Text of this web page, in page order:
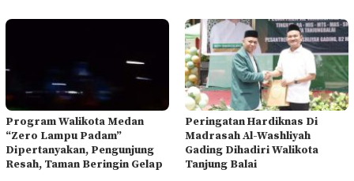
Program Walikota Medan
“Zero Lampu Padam”
Dipertanyakan, Pengunjung
Resah, Taman Beringin Gelap
Peringatan Hardiknas Di
Madrasah Al-Washliyah
Gading Dihadiri Walikota
Tanjung Balai